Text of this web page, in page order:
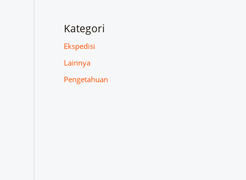
Kategori
Ekspedisi
Lainnya
Pengetahuan